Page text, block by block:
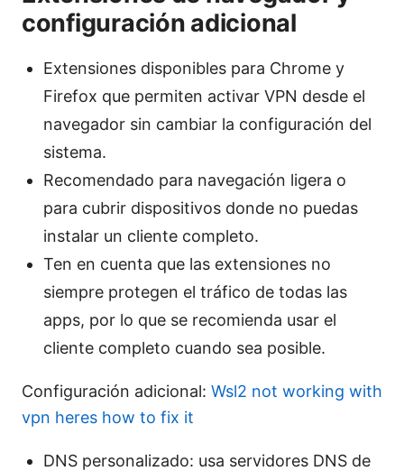
configuración adicional
Extensiones disponibles para Chrome y
Firefox que permiten activar VPN desde el
navegador sin cambiar la configuración del
sistema.
Recomendado para navegación ligera o
para cubrir dispositivos donde no puedas
instalar un cliente completo.
Ten en cuenta que las extensiones no
siempre protegen el tráfico de todas las
apps, por lo que se recomienda usar el
cliente completo cuando sea posible.
Configuración adicional: Wsl2 not working with
vpn heres how to fix it
DNS personalizado: usa servidores DNS de